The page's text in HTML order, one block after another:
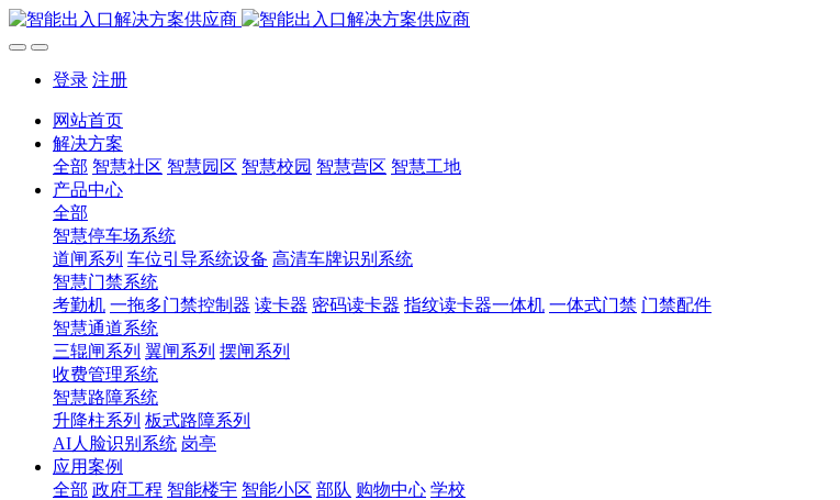
登录 注册
网站首页
解决方案
全部 智慧社区 智慧园区 智慧校园 智慧营区 智慧工地
产品中心
全部
智慧停车场系统
道闸系列 车位引导系统设备 高清车牌识别系统
智慧门禁系统
考勤机 一拖多门禁控制器 读卡器 密码读卡器 指纹读卡器一体机 一体式门禁 门禁配件
智慧通道系统
三辊闸系列 翼闸系列 摆闸系列
收费管理系统
智慧路障系统
升降柱系列 板式路障系列
AI人脸识别系统 岗亭
应用案例
全部 政府工程 智能楼宇 智能小区 部队 购物中心 学校